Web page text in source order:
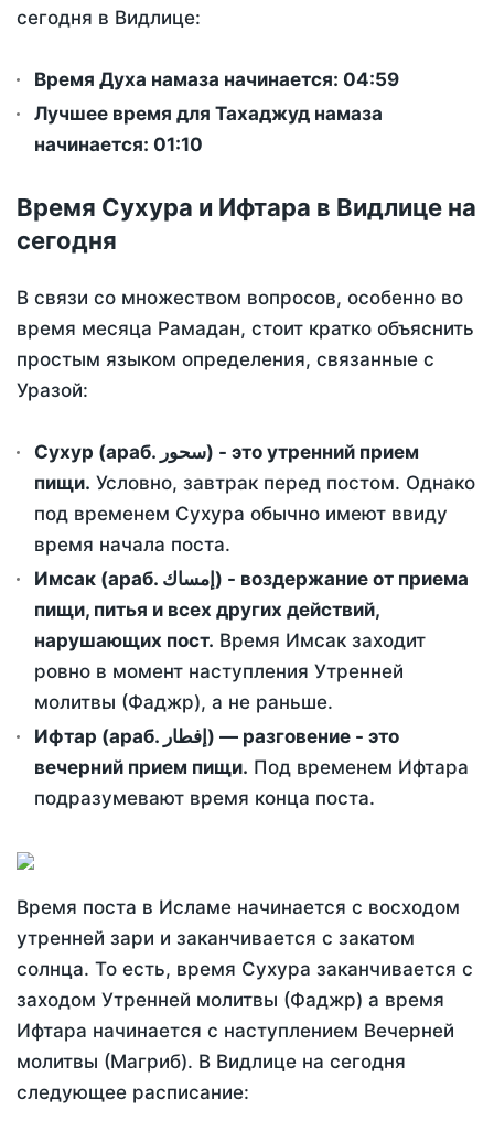
сегодня в Видлице:
Время Духа намаза начинается: 04:59
Лучшее время для Тахаджуд намаза
начинается: 01:10
Время Сухура и Ифтара в Видлице на
сегодня
В связи со множеством вопросов, особенно во
время месяца Рамадан, стоит кратко объяснить
простым языком определения, связанные с
Уразой:
Сухур (араб. سحور) - это утренний прием
пищи. Условно, завтрак перед постом. Однако
под временем Сухура обычно имеют ввиду
время начала поста.
Имсак (араб. إمساك) - воздержание от приема
пищи, питья и всех других действий,
нарушающих пост. Время Имсак заходит
ровно в момент наступления Утренней
молитвы (Фаджр), а не раньше.
Ифтар (араб. إفطار) — разговение - это
вечерний прием пищи. Под временем Ифтара
подразумевают время конца поста.
Время поста в Исламе начинается с восходом
утренней зари и заканчивается с закатом
солнца. То есть, время Сухура заканчивается с
заходом Утренней молитвы (Фаджр) а время
Ифтара начинается с наступлением Вечерней
молитвы (Магриб). В Видлице на сегодня
следующее расписание: